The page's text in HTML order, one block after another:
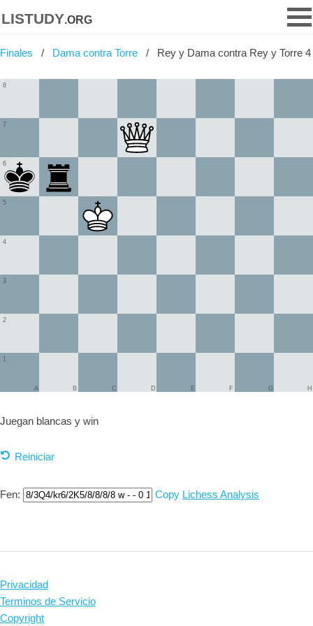
listudy.org
Finales Dama contra Torre Rey y Dama contra Rey y Torre 4
1
2
3
4
5
6
7
8
A B C D E F G H
Juegan blancas y win
Reiniciar
Fen: Copy Lichess Analysis
Privacidad
Terminos de Servicio
Copyright